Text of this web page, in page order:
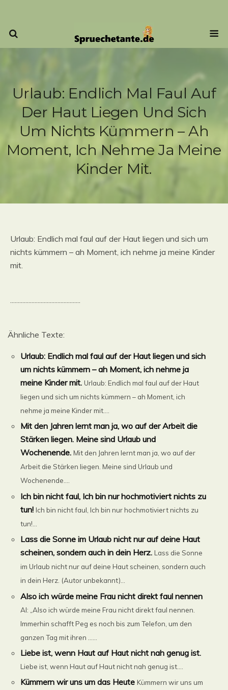
Urlaub: Endlich Mal Faul Auf
Der Haut Liegen Und Sich
Um Nichts Kümmern – Ah
Moment, Ich Nehme Ja Meine
Kinder Mit.
Urlaub: Endlich mal faul auf der Haut liegen und sich um
nichts kümmern – ah Moment, ich nehme ja meine Kinder
mit.
..............................................
Ähnliche Texte:
Urlaub: Endlich mal faul auf der Haut liegen und sich
um nichts kümmern – ah Moment, ich nehme ja
meine Kinder mit. Urlaub: Endlich mal faul auf der Haut
liegen und sich um nichts kümmern – ah Moment, ich
nehme ja meine Kinder mit....
Mit den Jahren lernt man ja, wo auf der Arbeit die
Stärken liegen. Meine sind Urlaub und
Wochenende. Mit den Jahren lernt man ja, wo auf der
Arbeit die Stärken liegen. Meine sind Urlaub und
Wochenende....
Ich bin nicht faul, Ich bin nur hochmotiviert nichts zu
tun! Ich bin nicht faul, Ich bin nur hochmotiviert nichts zu
tun!...
Lass die Sonne im Urlaub nicht nur auf deine Haut
scheinen, sondern auch in dein Herz. Lass die Sonne
im Urlaub nicht nur auf deine Haut scheinen, sondern auch
in dein Herz. (Autor unbekannt)...
Also ich würde meine Frau nicht direkt faul nennen
Al: „Also ich würde meine Frau nicht direkt faul nennen.
Immerhin schafft Peg es noch bis zum Telefon, um den
ganzen Tag mit ihren ......
Liebe ist, wenn Haut auf Haut nicht nah genug ist.
Liebe ist, wenn Haut auf Haut nicht nah genug ist....
Kümmern wir uns um das Heute Kümmern wir uns um